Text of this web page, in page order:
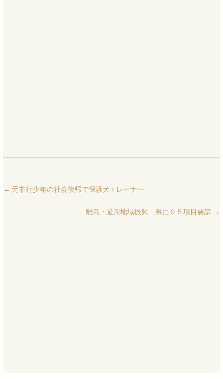
← 元非行少年の社会復帰で保護犬トレーナー
離島・過疎地域振興 県に９５項目要請 →